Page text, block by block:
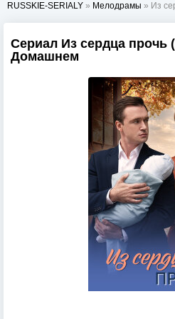
RUSSKIE-SERIALY » Мелодрамы » Из
Сериал Из сердца прочь
Домашнем